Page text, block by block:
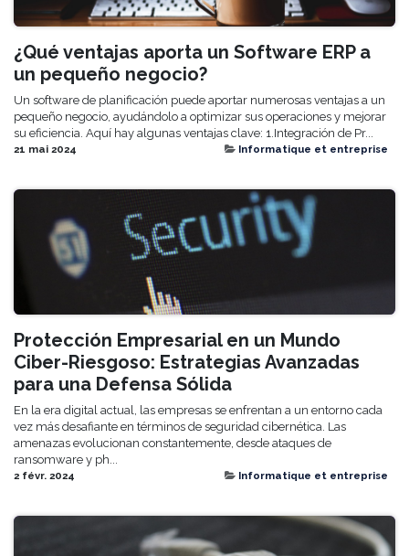
¿Qué ventajas aporta un Software ERP a
un pequeño negocio?
Un software de planificación puede aportar numerosas ventajas a un
pequeño negocio, ayudándolo a optimizar sus operaciones y mejorar
su eficiencia. Aquí hay algunas ventajas clave: 1.Integración de Pr...
21 mai 2024 Informatique et entreprise
Protección Empresarial en un Mundo
Ciber-Riesgoso: Estrategias Avanzadas
para una Defensa Sólida
En la era digital actual, las empresas se enfrentan a un entorno cada
vez más desafiante en términos de seguridad cibernética. Las
amenazas evolucionan constantemente, desde ataques de
ransomware y ph...
2 févr. 2024 Informatique et entreprise